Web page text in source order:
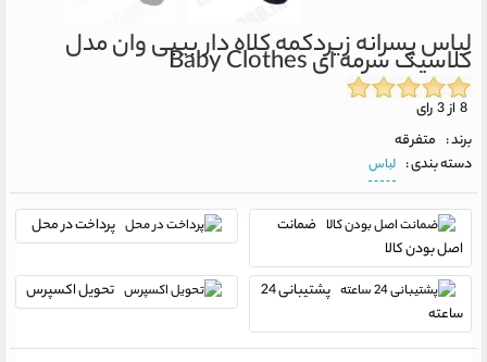
لباس پسرانه زیردکمه کلاه دار بیبی وان مدل
کلاسیک سرمه ایBaby Clothes
برند : متفرقه
دسته بندی : لباس
ضمانت
اصل بودن کالا
پرداخت در محل
پشتیبانی 24
ساعته
تحویل اکسپرس